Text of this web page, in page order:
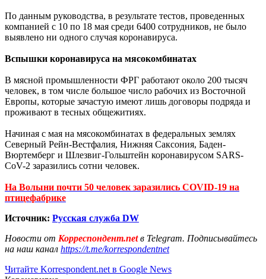
По данным руководства, в результате тестов, проведенных
компанией с 10 по 18 мая среди 6400 сотрудников, не было
выявлено ни одного случая коронавируса.
Вспышки коронавируса на мясокомбинатах
В мясной промышленности ФРГ работают около 200 тысяч
человек, в том числе большое число рабочих из Восточной
Европы, которые зачастую имеют лишь договоры подряда и
проживают в тесных общежитиях.
Начиная с мая на мясокомбинатах в федеральных землях
Северный Рейн-Вестфалия, Нижняя Саксония, Баден-
Вюртемберг и Шлезвиг-Гольштейн коронавирусом SARS-
CoV-2 заразились сотни человек.
На Волыни почти 50 человек заразились COVID-19 на
птицефабрике
Источник: Русская служба DW
Новости от Корреспондент.netв Telegram. Подписывайтесь
на наш канал https://t.me/korrespondentnet
Читайте Korrespondent.net в Google News